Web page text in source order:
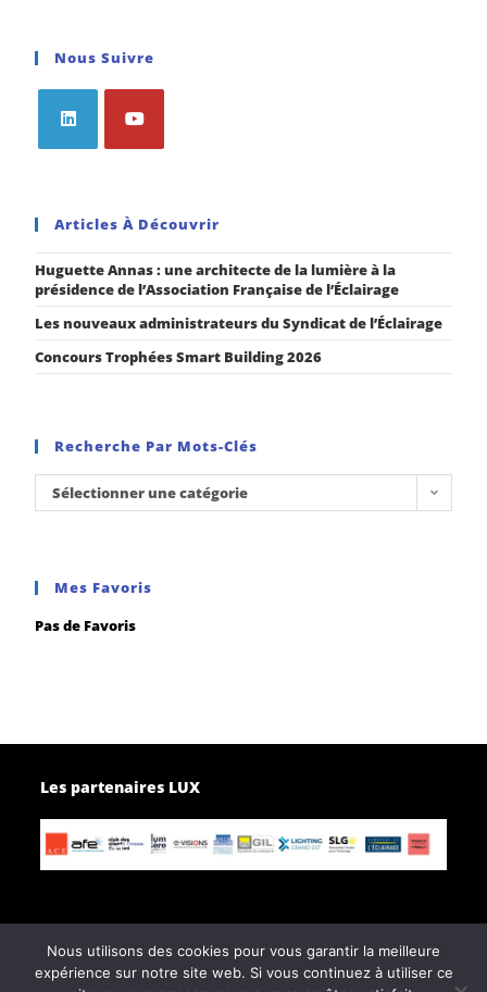
Nous Suivre
Articles À Découvrir
Huguette Annas : une architecte de la lumière à la
présidence de l’Association Française de l’Éclairage
Les nouveaux administrateurs du Syndicat de l’Éclairage
Concours Trophées Smart Building 2026
Recherche Par Mots-Clés
Sélectionner une catégorie
Mes Favoris
Pas de Favoris
Les partenaires LUX
Page d’accueil Contactez-nous
Nous utilisons des cookies pour vous garantir la meilleure
expérience sur notre site web. Si vous continuez à utiliser ce